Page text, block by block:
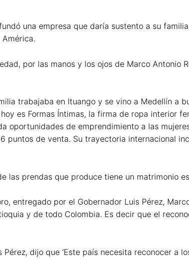
una empresa que daría sustento a su
por las manos y los ojos de Marco
trabajaba en Ituango y se vino a Medellín a
es Formas Íntimas, la firma de ropa interior
oportunidades de emprendimiento a las
de venta. Su trayectoria internacional
las prendas que produce tiene un matrimonio
entregado por el Gobernador Luis Pérez,
y de todo Colombia. Es decir que el
dijo que ‘Este país necesita reconocer a